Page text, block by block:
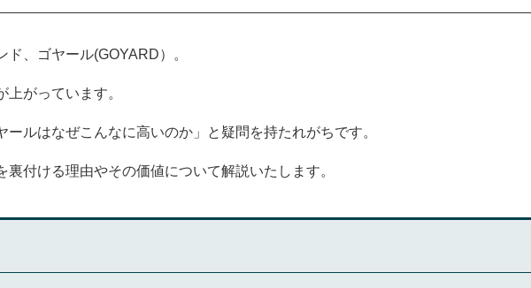
、ゴヤール(GOYARD）。
がっています。
ルはなぜこんなに高いのか」と疑問を持たれがちです。
付ける理由やその価値について解説いたします。